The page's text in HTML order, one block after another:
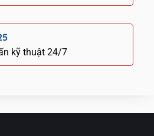
kỹ thuật 24/7